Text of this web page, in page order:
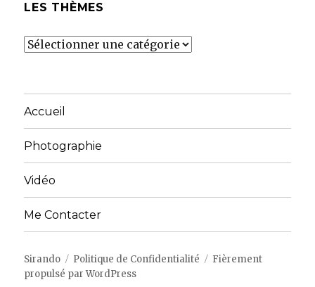
LES THÈMES
Les
Accueil
Photographie
Vidéo
Me Contacter
Sirando Politique de Confidentialité
Fièrement
propulsé par WordPress